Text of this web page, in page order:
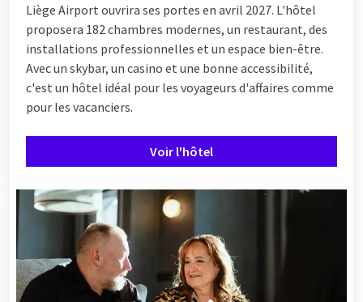
Liège Airport ouvrira ses portes en avril 2027. L'hôtel
proposera 182 chambres modernes, un restaurant, des
installations professionnelles et un espace bien-être.
Avec un skybar, un casino et une bonne accessibilité,
c'est un hôtel idéal pour les voyageurs d'affaires comme
pour les vacanciers.
Voir l'hôtel